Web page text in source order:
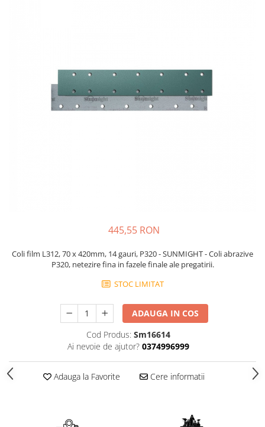
Pahare de amestec
Tinichigerie
445,55 RON
Coli film L312, 70 x 420mm, 14 gauri, P320 - SUNMIGHT - Coli abrazive
P320, netezire fina in fazele finale ale pregatirii.
STOC LIMITAT
ADAUGA IN COS
Cod Produs: Sm16614
Ai nevoie de ajutor? 0374996999
Adauga la Favorite Cere informatii